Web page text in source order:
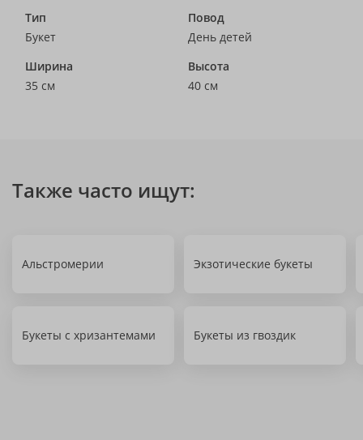
Тип
Букет
Повод
День детей
Ширина
35 см
Высота
40 см
Также часто ищут:
Альстромерии Экзотические букеты
Букеты с хризантемами Букеты из гвоздик